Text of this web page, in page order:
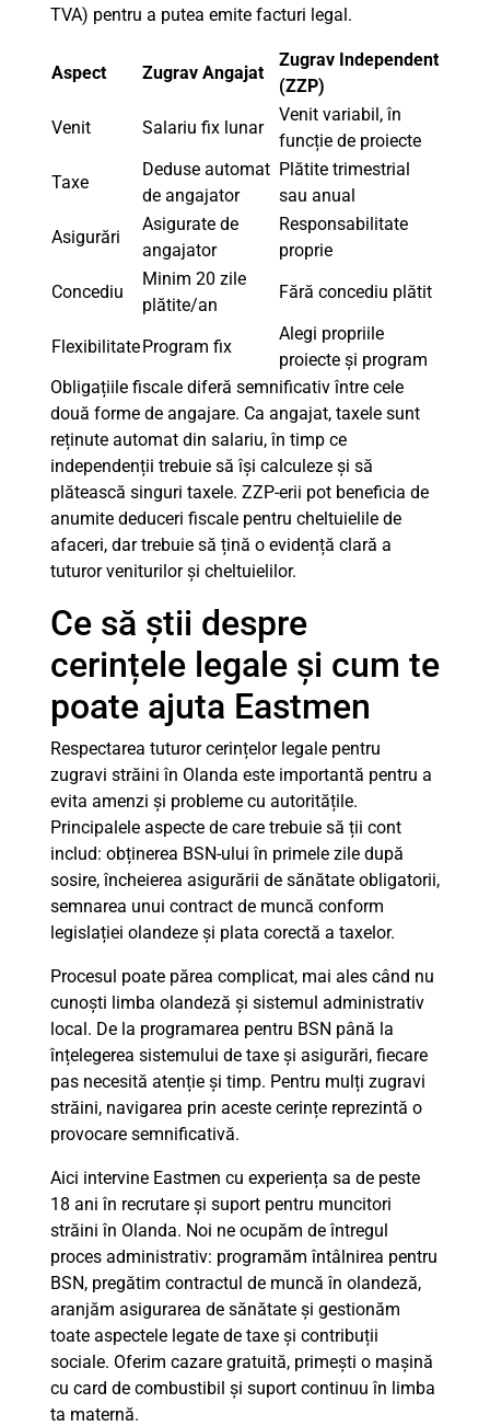
TVA) pentru a putea emite facturi legal.
Aspect Zugrav Angajat
Zugrav Independent
(ZZP)
Venit
Salariu fix lunar
Venit variabil, în
funcție de proiecte
Taxe
Deduse automat
de angajator
Plătite trimestrial
sau anual
Asigurări
Asigurate de
angajator
Responsabilitate
proprie
Concediu
Minim 20 zile
plătite/an
Fără concediu plătit
FlexibilitateProgram fix
Alegi propriile
proiecte și program
Obligațiile fiscale diferă semnificativ între cele
două forme de angajare. Ca angajat, taxele sunt
reținute automat din salariu, în timp ce
independenții trebuie să își calculeze și să
plătească singuri taxele. ZZP-erii pot beneficia de
anumite deduceri fiscale pentru cheltuielile de
afaceri, dar trebuie să țină o evidență clară a
tuturor veniturilor și cheltuielilor.
Ce să știi despre
cerințele legale și cum te
poate ajuta Eastmen
Respectarea tuturor cerințelor legale pentru
zugravi străini în Olanda este importantă pentru a
evita amenzi și probleme cu autoritățile.
Principalele aspecte de care trebuie să ții cont
includ: obținerea BSN-ului în primele zile după
sosire, încheierea asigurării de sănătate obligatorii,
semnarea unui contract de muncă conform
legislației olandeze și plata corectă a taxelor.
Procesul poate părea complicat, mai ales când nu
cunoști limba olandeză și sistemul administrativ
local. De la programarea pentru BSN până la
înțelegerea sistemului de taxe și asigurări, fiecare
pas necesită atenție și timp. Pentru mulți zugravi
străini, navigarea prin aceste cerințe reprezintă o
provocare semnificativă.
Aici intervine Eastmen cu experiența sa de peste
18 ani în recrutare și suport pentru muncitori
străini în Olanda. Noi ne ocupăm de întregul
proces administrativ: programăm întâlnirea pentru
BSN, pregătim contractul de muncă în olandeză,
aranjăm asigurarea de sănătate și gestionăm
toate aspectele legate de taxe și contribuții
sociale. Oferim cazare gratuită, primești o mașină
cu card de combustibil și suport continuu în limba
ta maternă.